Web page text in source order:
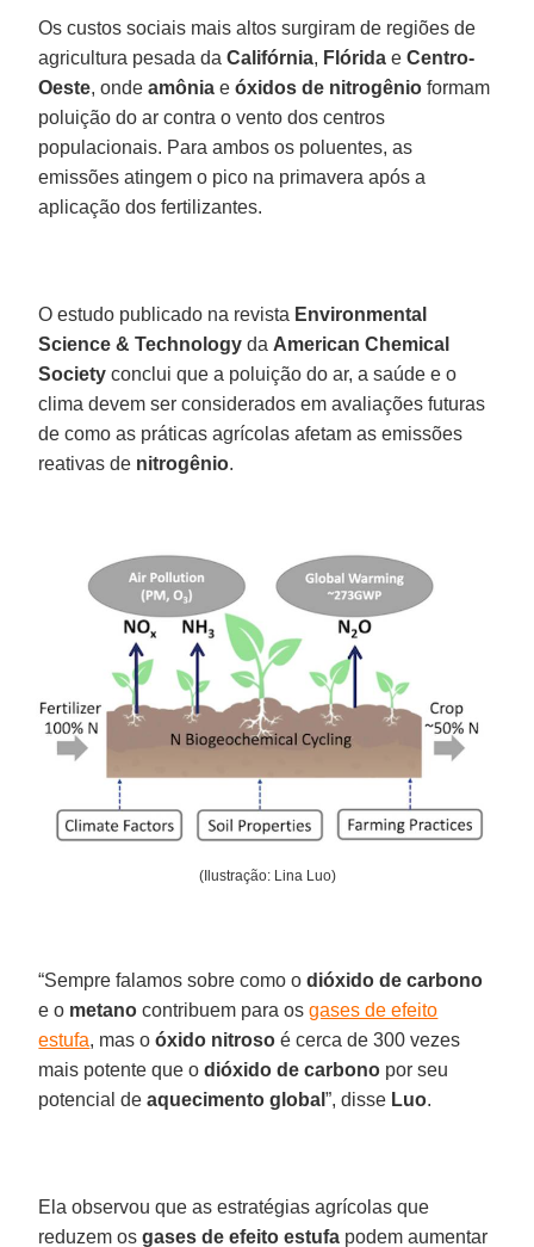
Os custos sociais mais altos surgiram de regiões de
agricultura pesada daCalifórnia, Flórida eCentro-
Oeste, ondeamônia eóxidos de nitrogênio formam
poluição do ar contra o vento dos centros
populacionais. Para ambos os poluentes, as
emissões atingem o pico na primavera após a
aplicação dos fertilizantes.
O estudo publicado na revista Environmental
Science & Technology da American Chemical
Society conclui que a poluição do ar, a saúde e o
clima devem ser considerados em avaliações futuras
de como as práticas agrícolas afetam as emissões
reativas de nitrogênio.
(Ilustração: Lina Luo)
“Sempre falamos sobre como odióxido de carbono
e o metano contribuem para osgases de efeito
estufa, mas oóxido nitroso é cerca de 300 vezes
mais potente que odióxido de carbono por seu
potencial deaquecimento global”, disse Luo.
Ela observou que as estratégias agrícolas que
reduzem osgases de efeito estufa podem aumentar